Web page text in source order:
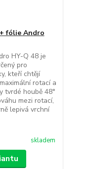
fólie Andro
HY-Q 48 je
pro
kteří chtějí
rotací a
tvrdé houbě 48°
mezi rotací,
lepivá vrchní
skladem